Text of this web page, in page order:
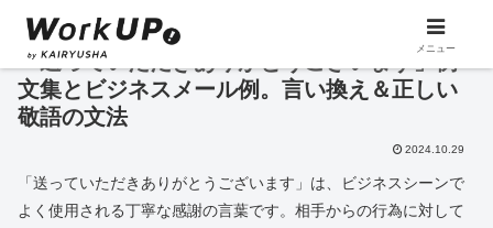
「送っていただきありがとうございます」例
文集とビジネスメール例。言い換え＆正しい
敬語の文法
2024.10.29
「送っていただきありがとうございます」は、ビジネスシーンで
よく使用される丁寧な感謝の言葉です。相手からの行為に対して
メニュー